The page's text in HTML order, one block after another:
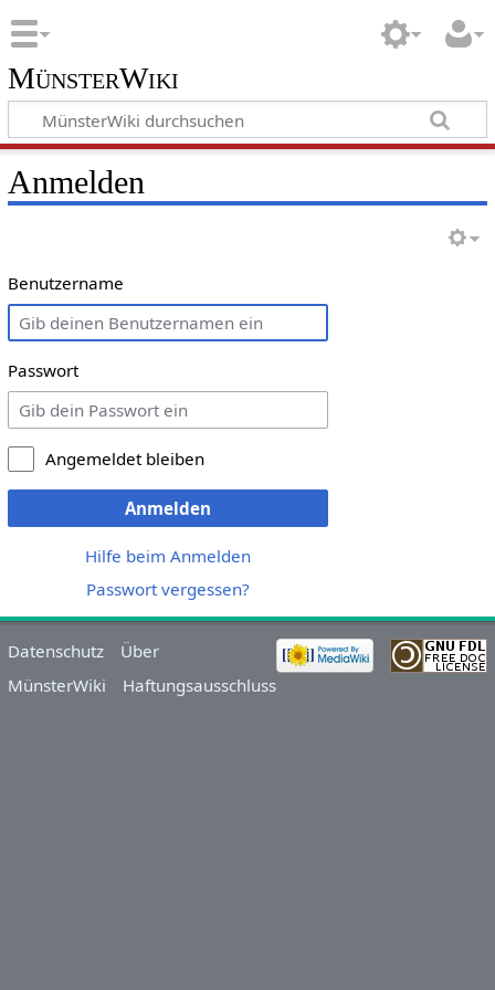
MünsterWiki
Anmelden
Benutzername
Passwort
Angemeldet bleiben
Anmelden
Hilfe beim Anmelden
Passwort vergessen?
Datenschutz
Über
MünsterWiki
Haftungsausschluss